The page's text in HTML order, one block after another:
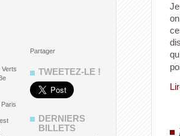
Partager
TWEETEZ-LE !
DERNIERS
BILLETS
Verts